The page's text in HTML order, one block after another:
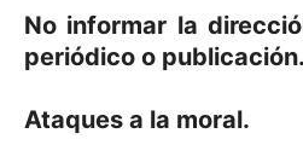
No informar la
periódico o publicación.
Ataques a la moral.